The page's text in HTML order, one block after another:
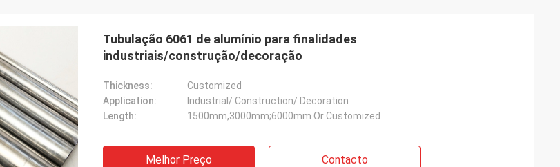
Tubulação 6061 de alumínio para finalidades
industriais/construção/decoração
Thickness:
Customized
Application:
Industrial/ Construction/ Decoration
Length:
1500mm,3000mm;6000mm Or Customized
Melhor Preço Contacto